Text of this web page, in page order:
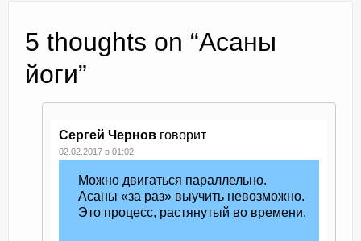
5 thoughts on “Асаны
йоги”
Сергей Чернов говорит
02.02.2017 в 01:02
Можно двигаться параллельно.
Асаны «за раз» выучить невозможно.
Это процесс, растянутый во времени.